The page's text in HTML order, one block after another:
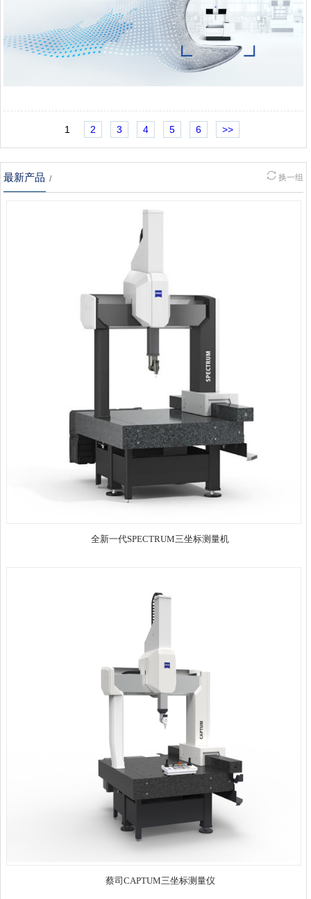
1 2 3 4 5 6 >>
最新产品 / 换一组
全新一代SPECTRUM三坐标测量机
蔡司CAPTUM三坐标测量仪